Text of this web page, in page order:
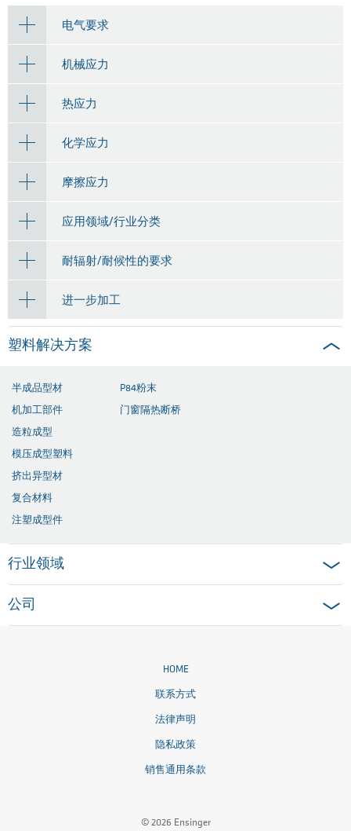
电气要求
机械应力
热应力
化学应力
摩擦应力
应用领域/行业分类
耐辐射/耐候性的要求
进一步加工
塑料解决方案
半成品型材
机加工部件
造粒成型
模压成型塑料
挤出异型材
复合材料
注塑成型件
P84粉末
门窗隔热断桥
行业领域
公司
HOME
联系方式
法律声明
隐私政策
销售通用条款
© 2026 Ensinger